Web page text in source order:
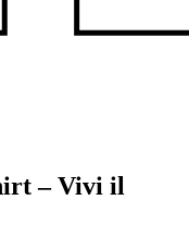
– Vivi il